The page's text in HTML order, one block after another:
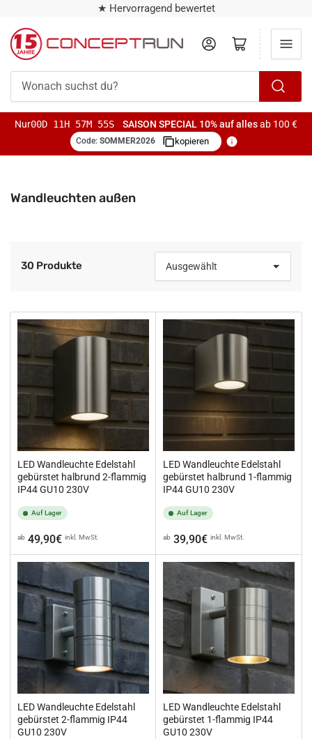
★ Hervorragend bewertet
suchst
AnmeldenMini-Warenkorb öffnen
Nur00D 11H 57M 54S SAISON SPECIAL 10% auf allesab 100 €
Code: SOMMER2026 kopieren
Wandleuchten außen
o
t
30 Produkte
LED Wandleuchte Edelstahl
gebürstet halbrund 2-flammig
IP44 GU10 230V
Auf Lager
Normaler
Preis
ab 49,90€ inkl. MwSt.
LED Wandleuchte Edelstahl
gebürstet halbrund 1-flammig
IP44 GU10 230V
Auf Lager
Normaler
Preis
ab 39,90€ inkl. MwSt.
LED Wandleuchte Edelstahl
gebürstet 2-flammig IP44
GU10 230V
LED Wandleuchte Edelstahl
gebürstet 1-flammig IP44
GU10 230V